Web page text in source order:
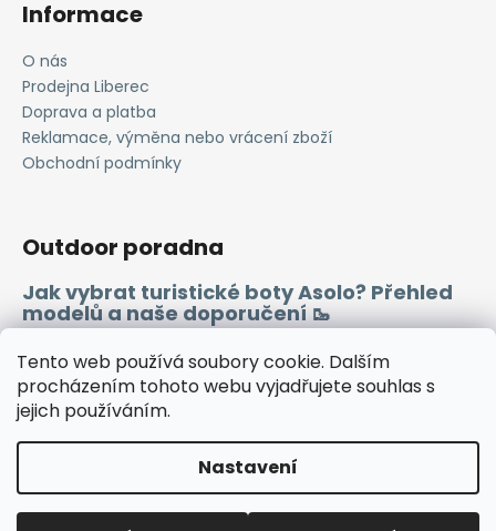
Tento web používá soubory cookie. Dalším
procházením tohoto webu vyjadřujete souhlas s
jejich používáním.
Nastavení
Informace
O nás
Prodejna Liberec
Doprava a platba
Reklamace, výměna nebo vrácení zboží
Obchodní podmínky
Outdoor poradna
Jak vybrat turistické boty Asolo? Přehled
modelů a naše doporučení 🥾